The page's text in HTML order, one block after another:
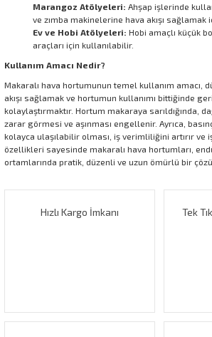
Marangoz Atölyeleri: Ahşap işlerinde
ve zımba makinelerine hava akışı sağlamak
Ev ve Hobi Atölyeleri: Hobi amaçlı küçük
araçları için kullanılabilir.
Kullanım Amacı Nedir?
Makaralı hava hortumunun temel kullanım amacı,
akışı sağlamak ve hortumun kullanımı bittiğinde
kolaylaştırmaktır. Hortum makaraya sarıldığında,
zarar görmesi ve aşınması engellenir. Ayrıca,
kolayca ulaşılabilir olması, iş verimliliğini artırır ve
özellikleri sayesinde makaralı hava hortumları,
ortamlarında pratik, düzenli ve uzun ömürlü bir
Hızlı Kargo İmkanı Tek